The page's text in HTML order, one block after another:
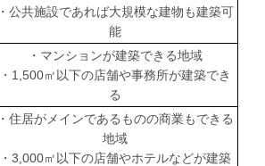
・公共施設であれば大規模な建物も建築可
能
・マンションが建築できる地域
・ 1,500㎡以下の店舗や事務所が建築でき
る
・住居がメインであるものの商業もできる
地域
・ 3,000㎡以下の店舗やホテルなどが建築